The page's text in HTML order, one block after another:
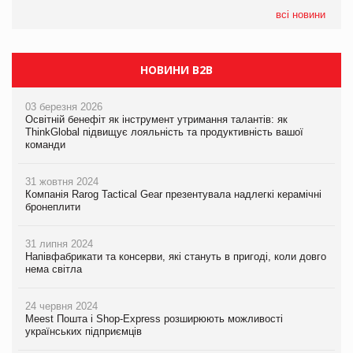
всі новини
НОВИНИ B2B
03 березня 2026
Освітній бенефіт як інструмент утримання талантів: як
ThinkGlobal підвищує лояльність та продуктивність вашої
команди
31 жовтня 2024
Компанія Rarog Tactical Gear презентувала надлегкі керамічні
бронеплити
31 липня 2024
Напівфабрикати та консерви, які стануть в пригоді, коли довго
нема світла
24 червня 2024
Meest Пошта і Shop-Express розширюють можливості
українських підприємців